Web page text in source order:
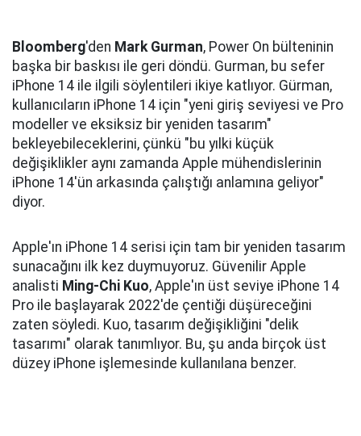
Bloomberg'den Mark Gurman, Power On bülteninin
başka bir baskısı ile geri döndü. Gurman, bu sefer
iPhone 14 ile ilgili söylentileri ikiye katlıyor. Gürman,
kullanıcıların iPhone 14 için "yeni giriş seviyesi ve Pro
modeller ve eksiksiz bir yeniden tasarım"
bekleyebileceklerini, çünkü "bu yılki küçük
değişiklikler aynı zamanda Apple mühendislerinin
iPhone 14'ün arkasında çalıştığı anlamına geliyor"
diyor.
Apple'ın iPhone 14 serisi için tam bir yeniden tasarım
sunacağını ilk kez duymuyoruz. Güvenilir Apple
analisti Ming-Chi Kuo, Apple'ın üst seviye iPhone 14
Pro ile başlayarak 2022'de çentiği düşüreceğini
zaten söyledi. Kuo, tasarım değişikliğini "delik
tasarımı" olarak tanımlıyor. Bu, şu anda birçok üst
düzey iPhone işlemesinde kullanılana benzer.